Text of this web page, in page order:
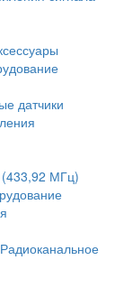
датчики
МГц)
Радиоканальное